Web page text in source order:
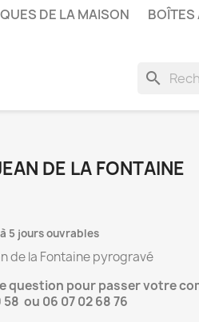
DE LA MAISON
BOÎTES
search
DE LA FONTAINE
5 jours ouvrables
de la Fontaine pyrogravé
question pour passer votre
58 ou 06 07 02 68 76